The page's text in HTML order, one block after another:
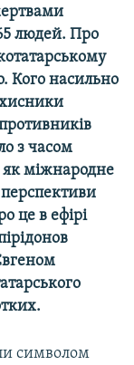
людей. Про
Кого насильно
з часом
міжнародне
це в ефірі
символом